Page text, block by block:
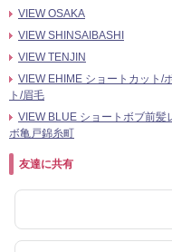
VIEW OSAKA
VIEW SHINSAIBASHI
VIEW TENJIN
VIEW EHIME ショートカット/
ト/眉毛
VIEW BLUE ショートボブ前髪
ボ亀戸錦糸町
友達に共有